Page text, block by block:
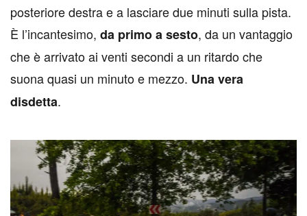
posteriore destra e a lasciare due minuti sulla pista.
È l’incantesimo, da primo a sesto, da un vantaggio
che è arrivato ai venti secondi a un ritardo che
suona quasi un minuto e mezzo. Una vera
disdetta.